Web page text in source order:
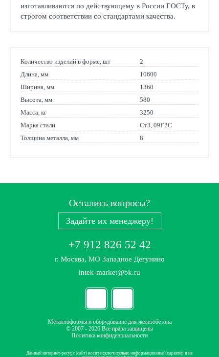
изготавливаются по действующему в России ГОСТу, в
строгом соответствии со стандартами качества.
Количество изделий в форме, шт
2
Длина, мм
10600
Ширина, мм
1360
Высота, мм
580
Масса, кг
3250
Марка стали
Ст3, 09Г2С
Толщина металла, мм
8
Остались вопросы?
Задайте их менеджеру!
+7 912 826 52 42
г. Москва, МО Западное Дегунино
intek-market@bk.ru
Металлоформы и оборудование для железобетона
© 2007 - 2026 Все права защищены
Политика конфиденциальности
Данный интернет-ресурс (сайт) носит исключительно информационный характер и не